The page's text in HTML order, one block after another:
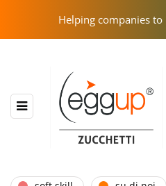
Helping companies